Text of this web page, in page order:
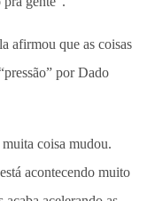
afirmou que as coisas
por Dado
muita coisa mudou.
acontecendo muito